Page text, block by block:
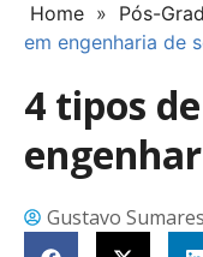
Home » Pós-
em engenharia de
4 tipos
Gustavo Sumares